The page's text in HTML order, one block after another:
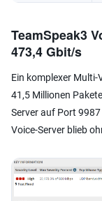
TeamSpeak3
473,4 Gbit/s
Ein komplexer
41,5 Millionen
Server auf Port
Voice-Server blieb